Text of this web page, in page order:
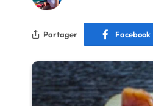
Partager Facebook